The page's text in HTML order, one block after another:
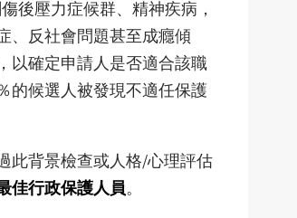
後壓力症候群、精神疾病，
、反社會問題甚至成癮傾
以確定申請人是否適合該職
的候選人被發現不適任保護
此背景檢查或人格/心理評估
佳行政保護人員。